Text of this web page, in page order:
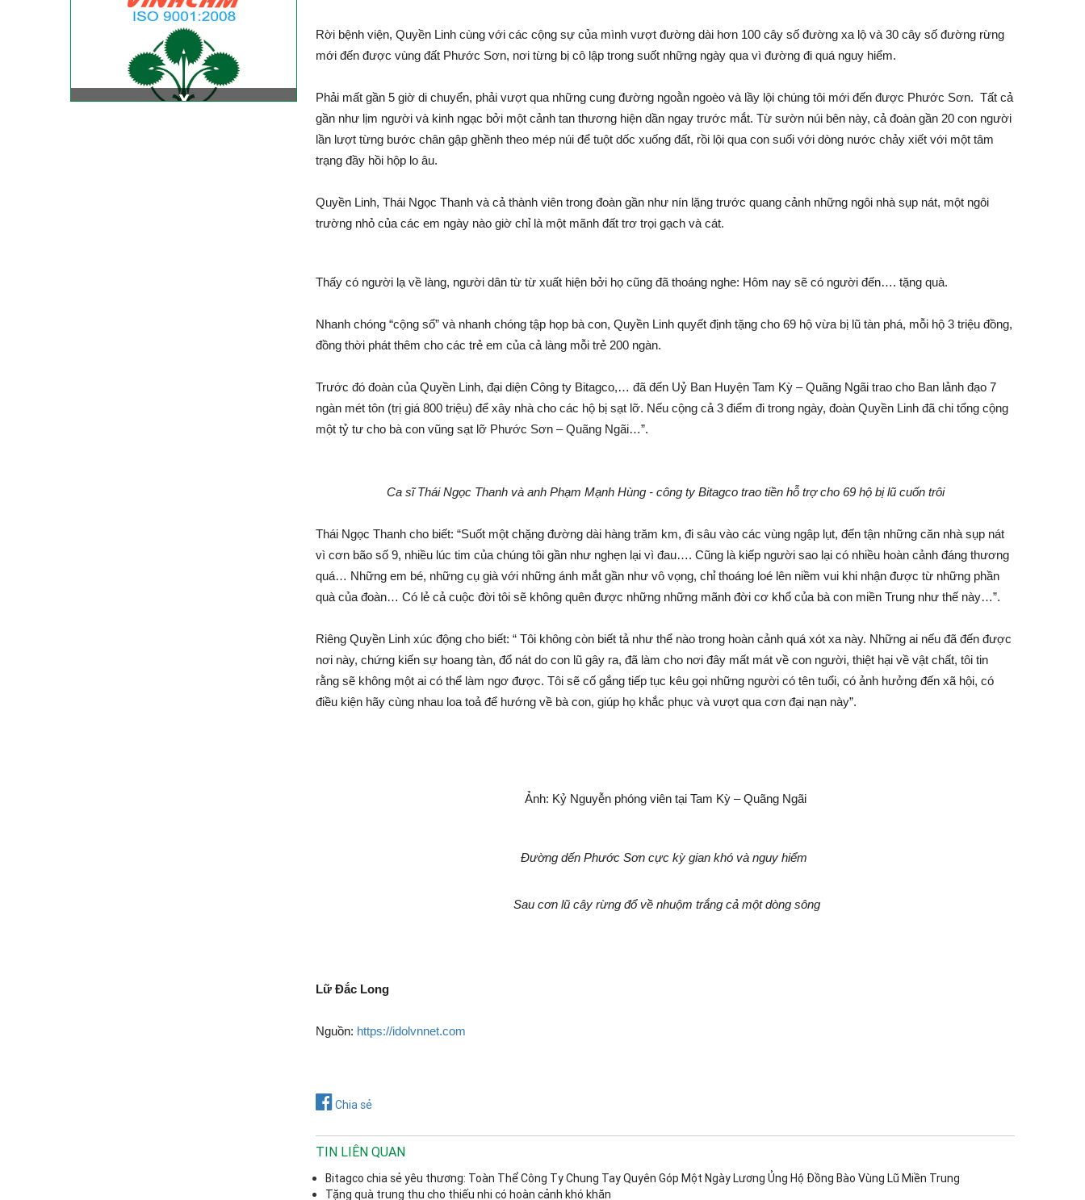
Rời bệnh viện, Quyền Linh cùng với các cộng sự của mình vượt đường dài hơn 100 cây số đường xa lộ và 30 cây số đường rừng
mới đến được vùng đất Phước Sơn, nơi từng bị cô lập trong suốt những ngày qua vì đường đi quá nguy hiểm.
Phải mất gần 5 giờ di chuyển, phải vượt qua những cung đường ngoằn ngoèo và lầy lội chúng tôi mới đến được Phước Sơn. Tất cả
gần như lịm người và kinh ngạc bởi một cảnh tan thương hiện dần ngay trước mắt. Từ sườn núi bên này, cả đoàn gần 20 con người
lần lượt từng bước chân gập ghềnh theo mép núi để tuột dốc xuống đất, rồi lội qua con suối với dòng nước chảy xiết với một tâm
trạng đầy hồi hộp lo âu.
Quyền Linh, Thái Ngọc Thanh và cả thành viên trong đoàn gần như nín lặng trước quang cảnh những ngôi nhà sụp nát, một ngôi
trường nhỏ của các em ngày nào giờ chỉ là một mãnh đất trơ trọi gạch và cát.
Thấy có người lạ về làng, người dân từ từ xuất hiện bởi họ cũng đã thoáng nghe: Hôm nay sẽ có người đến…. tặng quà.
Nhanh chóng “cộng sổ” và nhanh chóng tập họp bà con, Quyền Linh quyết định tặng cho 69 hộ vừa bị lũ tàn phá, mỗi hộ 3 triệu đồng,
đồng thời phát thêm cho các trẻ em của cả làng mỗi trẻ 200 ngàn.
Trước đó đoàn của Quyền Linh, đại diện Công ty Bitagco,… đã đến Uỷ Ban Huyện Tam Kỳ – Quãng Ngãi trao cho Ban lảnh đạo 7
ngàn mét tôn (trị giá 800 triệu) để xây nhà cho các hộ bị sạt lỡ. Nếu cộng cả 3 điểm đi trong ngày, đoàn Quyền Linh đã chi tổng cộng
một tỷ tư cho bà con vũng sạt lỡ Phước Sơn – Quãng Ngãi…”.
Ca sĩ Thái Ngọc Thanh và anh Phạm Mạnh Hùng - công ty Bitagco trao tiền hỗ trợ cho 69 hộ bị lũ cuốn trôi
Thái Ngọc Thanh cho biết: “Suốt một chặng đường dài hàng trăm km, đi sâu vào các vùng ngập lụt, đến tận những căn nhà sụp nát
vì cơn bão số 9, nhiều lúc tim của chúng tôi gần như nghẹn lại vì đau…. Cũng là kiếp người sao lại có nhiều hoàn cảnh đáng thương
quá… Những em bé, những cụ già với những ánh mắt gần như vô vọng, chỉ thoáng loé lên niềm vui khi nhận được từ những phần
quà của đoàn… Có lẻ cả cuộc đời tôi sẽ không quên được những những mãnh đời cơ khổ của bà con miền Trung như thế này…”.
Riêng Quyền Linh xúc động cho biết: “ Tôi không còn biết tả như thể nào trong hoàn cảnh quá xót xa này. Những ai nếu đã đến được
nơi này, chứng kiến sự hoang tàn, đổ nát do con lũ gây ra, đã làm cho nơi đây mất mát về con người, thiệt hại về vật chất, tôi tin
rằng sẽ không một ai có thể làm ngơ được. Tôi sẽ cố gắng tiếp tục kêu gọi những người có tên tuổi, có ảnh hưởng đến xã hội, có
điều kiện hãy cùng nhau loa toả để hướng về bà con, giúp họ khắc phục và vượt qua cơn đại nạn này”.
Ảnh: Kỷ Nguyễn phóng viên tại Tam Kỳ – Quãng Ngãi
Đường dến Phước Sơn cực kỳ gian khó và nguy hiểm
Sau cơn lũ cây rừng đổ về nhuộm trắng cả một dòng sông
Lữ Đắc Long
Nguồn: https://idolvnnet.com
Chia sẻ
TIN LIÊN QUAN
Bitagco chia sẻ yêu thương: Toàn Thể Công Ty Chung Tay Quyên Góp Một Ngày Lương Ủng Hộ Đồng Bào Vùng Lũ Miền Trung
Tặng quà trung thu cho thiếu nhi có hoàn cảnh khó khăn